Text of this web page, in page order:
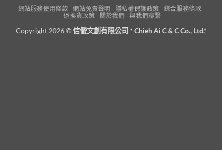
2
網站服務使用條款 網站免責聲明 隱私權保護政策
綜合服務條款
退換貨政策
關於我們 與我們聯繫
Copyright 2026 ©佶僾文創有限公司 * Chieh Ai C & C Co., Ltd.*